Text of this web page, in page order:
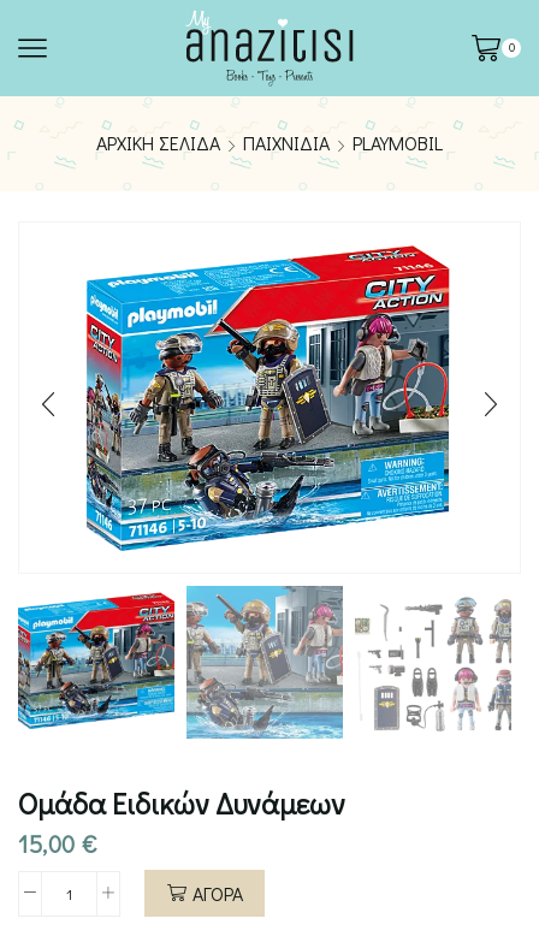
0
ΑΡΧΙΚΉ ΣΕΛΊΔΑ ΠΑΙΧΝΊΔΙΑ PLAYMOBIL
Ομάδα Ειδικών Δυνάμεων
15,00 €
Ομάδα
ΑΓΟΡΑ